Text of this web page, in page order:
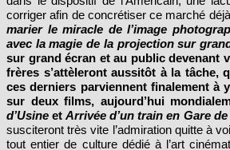
marier le miracle de l’image
avec la magie de la projection sur
sur grand écran et au public devenant
frères s’attèleront aussitôt à la tâche,
ces derniers parviennent finalement à
sur deux films, aujourd’hui
d’UsineetArrivée d’un train en Gare
susciteront très vite l’admiration quitte à
tout entier de culture dédié à l’art
certains progrès techniques, ne cessera de